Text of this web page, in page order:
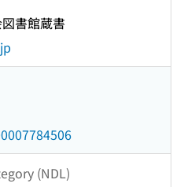
書館蔵書
(NDL)